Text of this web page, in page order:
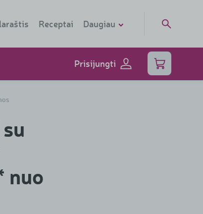
Receptai Daugiau
Sąskaitos
Tiekėjams
Prisijungti
nuo